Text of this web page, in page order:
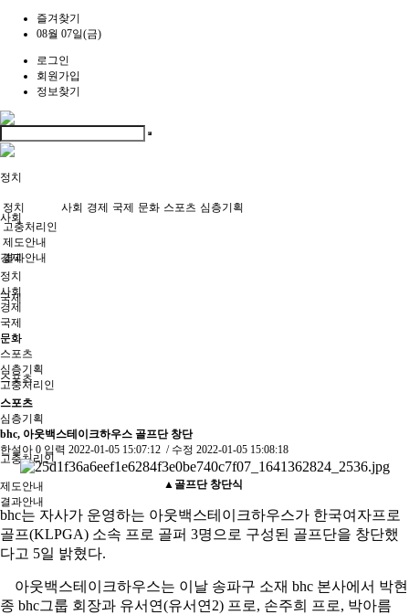
즐겨찾기
08월 07일(금)
로그인
회원가입
정보찾기
정치
사회
경제
국제
문화
스포츠
심층기획
고충처리인
제도안내
결과안내
정치 사회 경제 국제 문화 스포츠 심층기획
고충처리인
제도안내
결과안내
정치
사회
경제
국제
문화
스포츠
심층기획
고충처리인
스포츠
bhc, 아웃백스테이크하우스 골프단 창단
한설아 0 입력 2022-01-05 15:07:12 / 수정 2022-01-05 15:08:18
▲골프단 창단식
bhc는 자사가 운영하는 아웃백스테이크하우스가 한국여자프로
골프(KLPGA) 소속 프로 골퍼 3명으로 구성된 골프단을 창단했
다고 5일 밝혔다.
아웃백스테이크하우스는 이날 송파구 소재 bhc 본사에서 박현
종 bhc그룹 회장과 유서연(유서연2) 프로, 손주희 프로, 박아름